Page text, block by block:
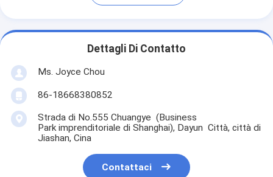
Dettagli Di Contatto
Ms. Joyce Chou
86-18668380852
Strada di No.555 Chuangye (Business
Park imprenditoriale di Shanghai), Dayun Città, città di
Jiashan, Cina
Contattaci